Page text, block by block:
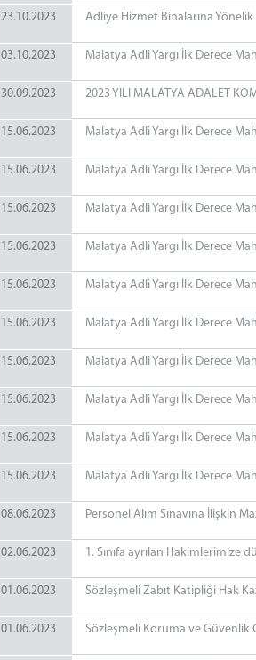
23.10.2023 Adliye Hizmet Binalarına
03.10.2023 Malatya Adli Yargı İlk Derece
30.09.2023 2023 YILI MALATYA ADALET
15.06.2023 Malatya Adli Yargı İlk Derece
15.06.2023 Malatya Adli Yargı İlk Derece
15.06.2023 Malatya Adli Yargı İlk Derece
15.06.2023 Malatya Adli Yargı İlk Derece
15.06.2023 Malatya Adli Yargı İlk Derece
15.06.2023 Malatya Adli Yargı İlk Derece
15.06.2023 Malatya Adli Yargı İlk Derece
15.06.2023 Malatya Adli Yargı İlk Derece
15.06.2023 Malatya Adli Yargı İlk Derece
15.06.2023 Malatya Adli Yargı İlk Derece
08.06.2023 Personel Alım Sınavına İlişkin
02.06.2023 1. Sınıfa ayrılan
01.06.2023 Sözleşmeli Zabıt Katipliği Hak
01.06.2023 Sözleşmeli Koruma ve Güvenlik